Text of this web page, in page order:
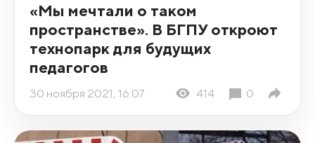
«Мы мечтали о таком
пространстве». В БГПУ откроют
технопарк для будущих
педагогов
30 ноября 2021, 16:07 414 0